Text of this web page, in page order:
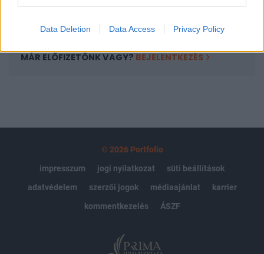
Data Deletion Data Access Privacy Policy
MÁR ELŐFIZETŐNK VAGY? BEJELENTKEZÉS
© 2026 Portfolio
impresszum
jogi nyilatkozat
süti beállítások
adatvédelem
szerzői jogok médiaajánlat
karrier
kommentkezelés
ÁSZF